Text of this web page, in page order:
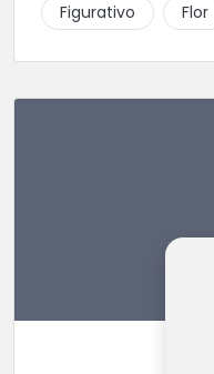
Figurativo
Flor